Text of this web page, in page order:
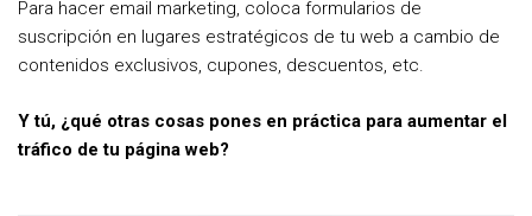
Para hacer email marketing, coloca formularios de
suscripción en lugares estratégicos de tu web a cambio de
contenidos exclusivos, cupones, descuentos, etc.
Y tú, ¿qué otras cosas pones en práctica para aumentar el
tráfico de tu página web?